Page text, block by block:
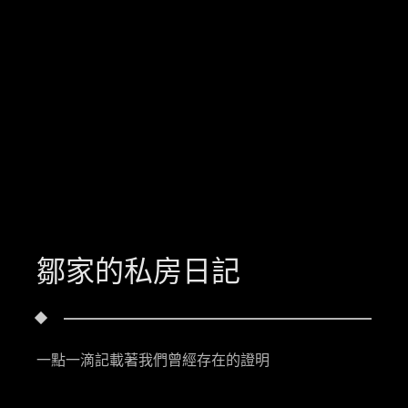
鄒家的私房日記
一點一滴記載著我們曾經存在的證明